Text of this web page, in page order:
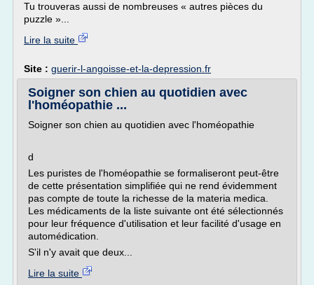
Tu trouveras aussi de nombreuses « autres pièces du
puzzle »...
Lire la suite
Site : guerir-l-angoisse-et-la-depression.fr
Soigner son chien au quotidien avec
l'homéopathie ...
Soigner son chien au quotidien avec l'homéopathie
d
Les puristes de l'homéopathie se formaliseront peut-être
de cette présentation simplifiée qui ne rend évidemment
pas compte de toute la richesse de la materia medica.
Les médicaments de la liste suivante ont été sélectionnés
pour leur fréquence d'utilisation et leur facilité d'usage en
automédication.
S'il n'y avait que deux...
Lire la suite